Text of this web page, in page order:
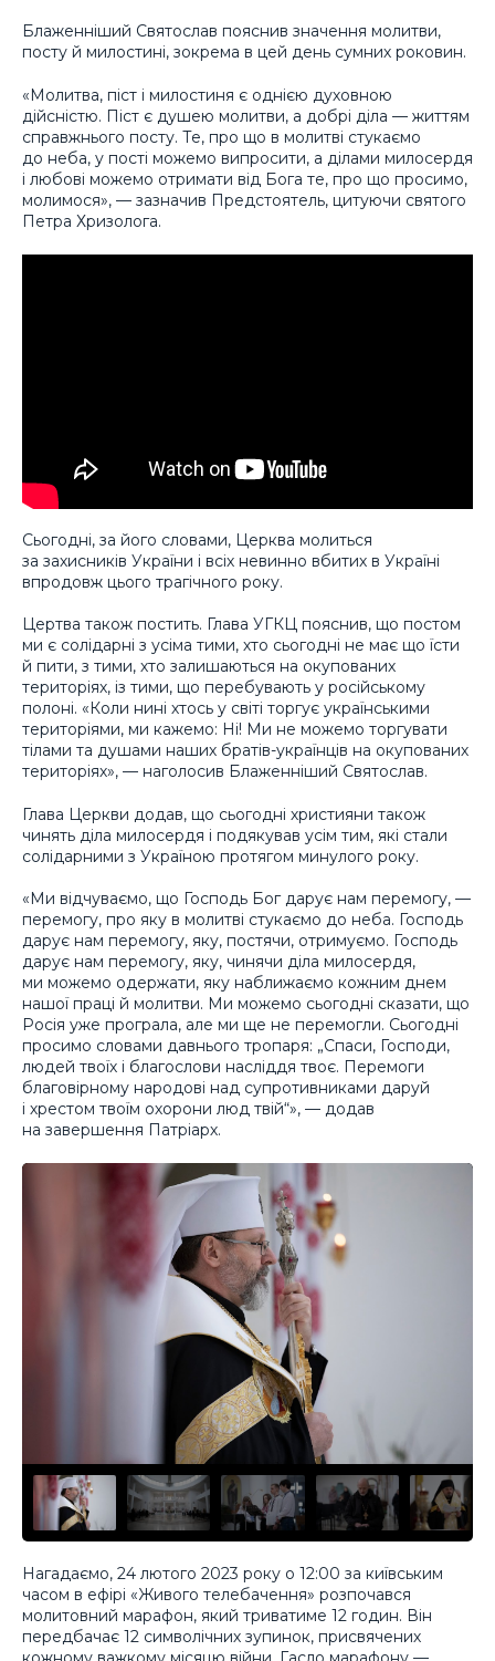
Блаженніший Святослав пояснив значення молитви,
посту й милостині, зокрема в цей день сумних роковин.
«Молитва, піст і милостиня є однією духовною
дійсністю. Піст є душею молитви, а добрі діла — життям
справжнього посту. Те, про що в молитві стукаємо
до неба, у пості можемо випросити, а ділами милосердя
і любові можемо отримати від Бога те, про що просимо,
молимося», — зазначив Предстоятель, цитуючи святого
Петра Хризолога.
Сьогодні, за його словами, Церква молиться
за захисників України і всіх невинно вбитих в Україні
впродовж цього трагічного року.
Цертва також постить. Глава УГКЦ пояснив, що постом
ми є солідарні з усіма тими, хто сьогодні не має що їсти
й пити, з тими, хто залишаються на окупованих
територіях, із тими, що перебувають у російському
полоні. «Коли нині хтось у світі торгує українськими
територіями, ми кажемо: Ні! Ми не можемо торгувати
тілами та душами наших братів-українців на окупованих
територіях», — наголосив Блаженніший Святослав.
Глава Церкви додав, що сьогодні християни також
чинять діла милосердя і подякував усім тим, які стали
солідарними з Україною протягом минулого року.
«Ми відчуваємо, що Господь Бог дарує нам перемогу, —
перемогу, про яку в молитві стукаємо до неба. Господь
дарує нам перемогу, яку, постячи, отримуємо. Господь
дарує нам перемогу, яку, чинячи діла милосердя,
ми можемо одержати, яку наближаємо кожним днем
нашої праці й молитви. Ми можемо сьогодні сказати, що
Росія уже програла, але ми ще не перемогли. Cьогодні
просимо словами давнього тропаря: „Спаси, Господи,
людей твоїх і благослови насліддя твоє. Перемоги
благовірному народові над супротивниками даруй
і хрестом твоїм охорони люд твій“», — додав
на завершення Патріарх.
Нагадаємо, 24 лютого 2023 року о 12:00 за київським
часом в ефірі «Живого телебачення» розпочався
молитовний марафон, який триватиме 12 годин. Він
передбачає 12 символічних зупинок, присвячених